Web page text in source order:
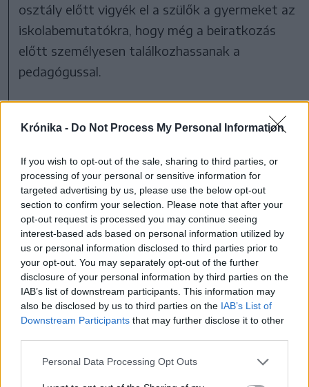
Krónika - Do Not Process My Personal Information
If you wish to opt-out of the sale, sharing to third parties, or
processing of your personal or sensitive information for
targeted advertising by us, please use the below opt-out
section to confirm your selection. Please note that after your
opt-out request is processed you may continue seeing
interest-based ads based on personal information utilized by
us or personal information disclosed to third parties prior to
your opt-out. You may separately opt-out of the further
disclosure of your personal information by third parties on the
IAB’s list of downstream participants. This information may
also be disclosed by us to third parties on the IAB’s List of
Downstream Participants that may further disclose it to other
Personal Data Processing Opt Outs
osztály előtt vigyék el a szülők a gyermeket az
iskolabemutatókra, hogy még a beiratkozás
előtt személyesen találkozhassanak a
pedagógussal.
Unitárius Kollégiumba?
– Érdekes, mondhatni sorsszerű történet.
Szülési szabadságon voltam, amikor
édesanyám megkért, hogy menjek el helyette
egyik tanítványának ballagására a kollégiumba,
amelyet már akkor is az unitárius templomban
tartottak. Nagyon családias hangulatú
ünnepség volt, és amikor kijöttem a
templomból, azt éreztem: én ilyen iskolában
Megérdeklődtem, van-e elemi tagozat.